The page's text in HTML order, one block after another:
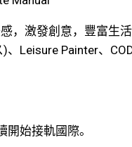
，激發創意，豐富生
)、 Leisure Painter、
始接軌國際。